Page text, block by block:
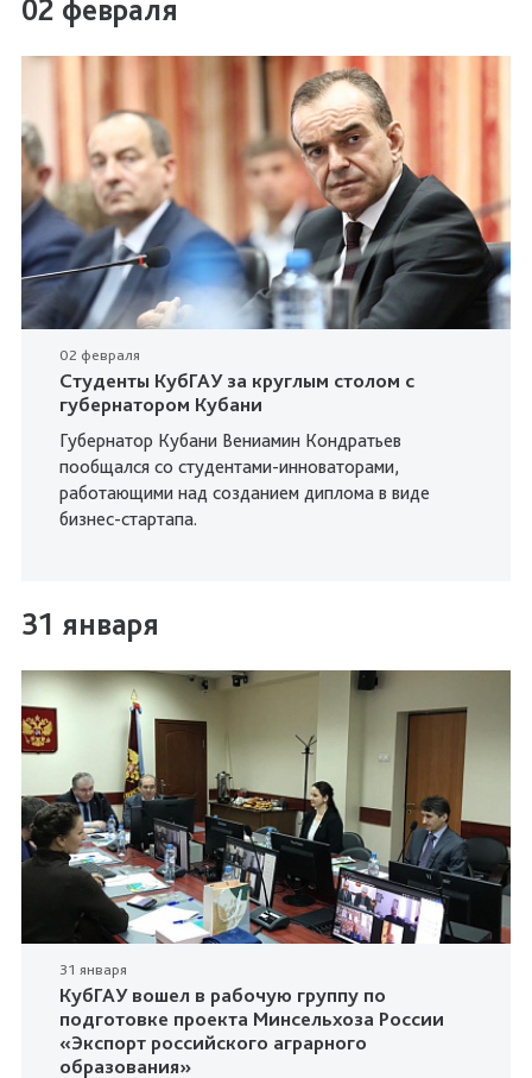
02 февраля
02 февраля
Студенты КубГАУ за круглым столом с
губернатором Кубани
Губернатор Кубани Вениамин Кондратьев
пообщался со студентами-инноваторами,
работающими над созданием диплома в виде
бизнес-стартапа.
31 января
31 января
КубГАУ вошел в рабочую группу по
подготовке проекта Минсельхоза России
«Экспорт российского аграрного
образования»